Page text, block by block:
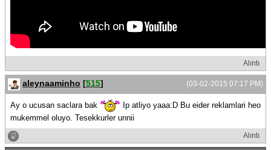
Alıntı
(03-02-2015 07:17 PM)
aleynaaminho [515]
Ay o ucusan saclara bak
Ip atliyo yaaa:D Bu eider reklamlari heo
mukemmel oluyo. Tesekkurler unnii
Alıntı